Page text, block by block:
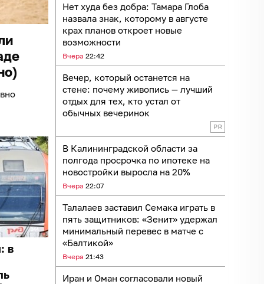
Нет худа без добра: Тамара Глоба
назвала знак, которому в августе
крах планов откроет новые
возможности
Вчера 22:42
Вечер, который останется на
стене: почему живопись — лучший
отдых для тех, кто устал от
обычных вечеринок
В Калининградской области за
полгода просрочка по ипотеке на
новостройки выросла на 20%
Вчера 22:07
Талалаев заставил Семака играть в
пять защитников: «Зенит» удержал
минимальный перевес в матче с
«Балтикой»
Вчера 21:43
Иран и Оман согласовали новый
в